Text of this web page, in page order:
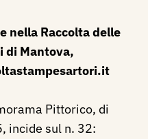
nella Raccolta delle
di Mantova,
Pittorico, di
incide sul n. 32: